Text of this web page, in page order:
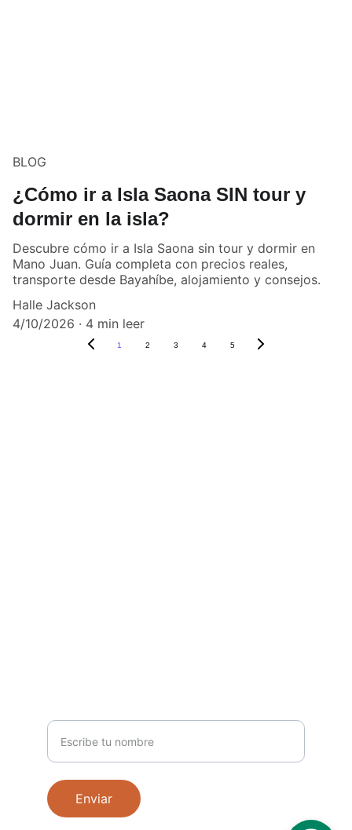
BLOG
¿Cómo ir a Isla Saona SIN tour y
dormir en la isla?
Descubre cómo ir a Isla Saona sin tour y dormir en
Mano Juan. Guía completa con precios reales,
transporte desde Bayahíbe, alojamiento y consejos.
Halle Jackson
4/10/2026
4 min leer
1 2 3 4 5
Enviar